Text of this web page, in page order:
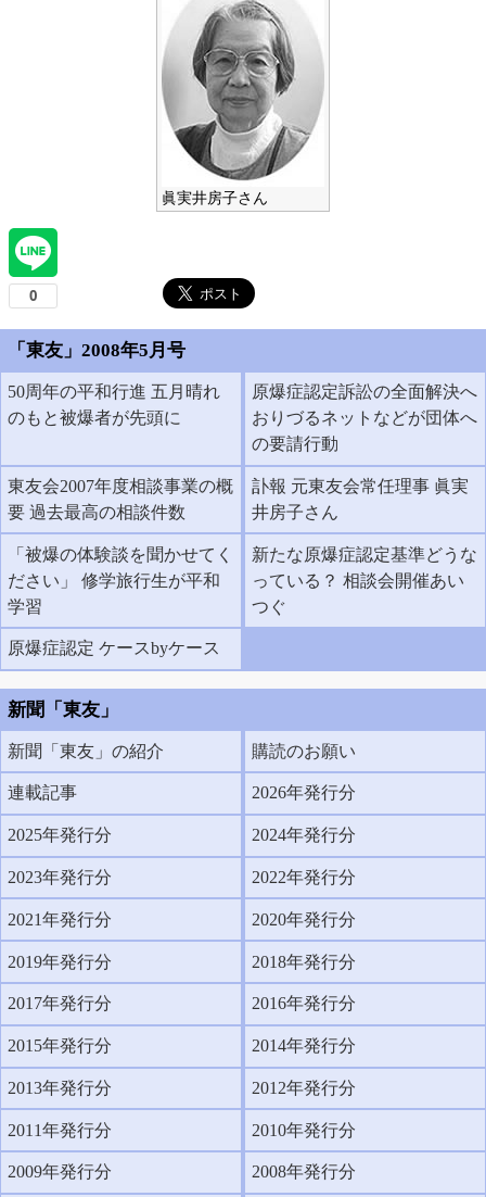
眞実井房子さん
「東友」2008年5月号
50周年の平和行進 五月晴れ
のもと被爆者が先頭に
原爆症認定訴訟の全面解決へ
おりづるネットなどが団体へ
の要請行動
東友会2007年度相談事業の概
要 過去最高の相談件数
訃報 元東友会常任理事 眞実
井房子さん
「被爆の体験談を聞かせてく
ださい」 修学旅行生が平和
学習
新たな原爆症認定基準どうな
っている？ 相談会開催あい
つぐ
原爆症認定 ケースbyケース
新聞「東友」
新聞「東友」の紹介 購読のお願い
連載記事 2026年発行分
2025年発行分 2024年発行分
2023年発行分 2022年発行分
2021年発行分 2020年発行分
2019年発行分 2018年発行分
2017年発行分 2016年発行分
2015年発行分 2014年発行分
2013年発行分 2012年発行分
2011年発行分 2010年発行分
2009年発行分 2008年発行分